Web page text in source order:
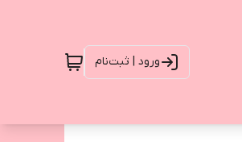
ورود | ثبت‌نام